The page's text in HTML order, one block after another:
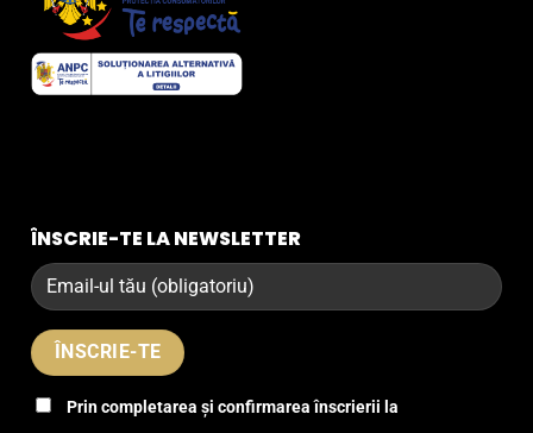
ÎNSCRIE-TE LA NEWSLETTER
Prin completarea și confirmarea înscrierii la